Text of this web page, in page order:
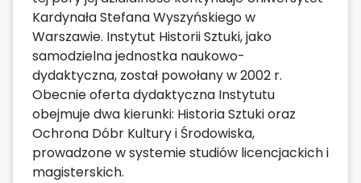
Kardynała Stefana Wyszyńskiego w
Warszawie. Instytut Historii Sztuki, jako
samodzielna jednostka naukowo-
dydaktyczna, został powołany w 2002 r.
Obecnie oferta dydaktyczna Instytutu
obejmuje dwa kierunki: Historia Sztuki oraz
Ochrona Dóbr Kultury i Środowiska,
prowadzone w systemie studiów licencjackich i
magisterskich.